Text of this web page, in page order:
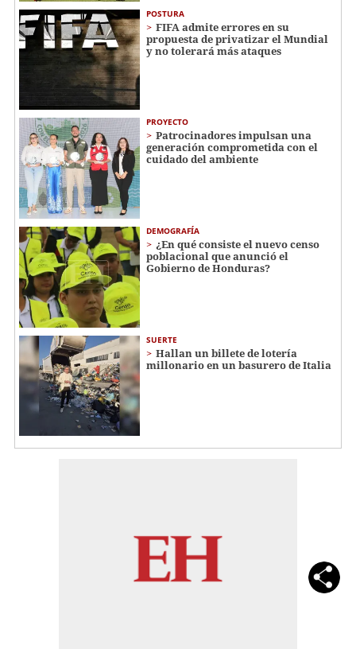
POSTURA
FIFA admite errores en su
propuesta de privatizar el Mundial
y no tolerará más ataques
PROYECTO
Patrocinadores impulsan una
generación comprometida con el
cuidado del ambiente
DEMOGRAFÍA
¿En qué consiste el nuevo censo
poblacional que anunció el
Gobierno de Honduras?
SUERTE
Hallan un billete de lotería
millonario en un basurero de Italia